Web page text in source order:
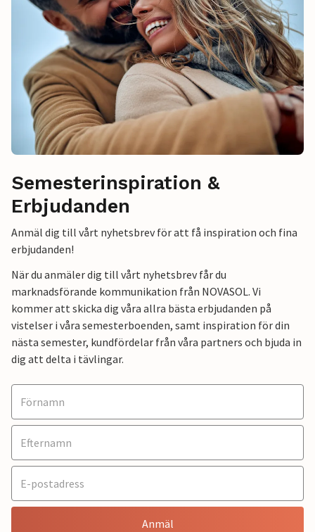
Semesterinspiration &
Erbjudanden
Anmäl dig till vårt nyhetsbrev för att få inspiration och fina
erbjudanden!
När du anmäler dig till vårt nyhetsbrev får du
marknadsförande kommunikation från NOVASOL. Vi
kommer att skicka dig våra allra bästa erbjudanden på
vistelser i våra semesterboenden, samt inspiration för din
nästa semester, kundfördelar från våra partners och bjuda in
dig att delta i tävlingar.
Anmäl